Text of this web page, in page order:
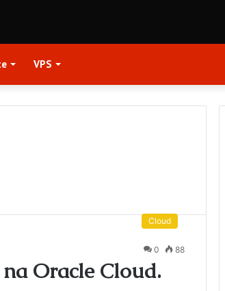
VPS
Cloud
0 88
Oracle Cloud.